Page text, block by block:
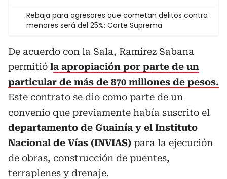
Rebaja para agresores que cometan delitos contra
menores será del 25%: Corte Suprema
De acuerdo con la Sala, Ramírez Sabana
permitió la apropiación por parte de un
particular de más de 870 millones de pesos.
Este contrato se dio como parte de un
convenio que previamente había suscrito el
departamento de Guainía y el Instituto
Nacional de Vías (INVIAS) para la ejecución
de obras, construcción de puentes,
terraplenes y drenaje.